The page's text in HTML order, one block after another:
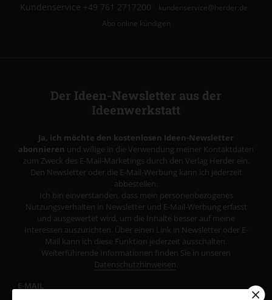
Kundenservice +49 761 2717200
kundenservice@herder.de
Abo online kündigen
Der Ideen-Newsletter aus der
Ideenwerkstatt
Ja, ich möchte den kostenlosen Ideen-Newsletter
abonnieren und willige in die Verwendung meiner Kontaktdaten
zum Zweck des E-Mail-Marketings durch den Verlag Herder ein.
Den Newsletter oder die E-Mail-Werbung kann ich jederzeit
abbestellen.
Ich bin einverstanden, dass mein personenbezogenes
Nutzungsverhalten in Newsletter und E-Mail-Werbung erfasst
und ausgewertet wird, um die Inhalte besser auf meine
Interessen auszurichten. Über einen Link in Newsletter oder E-
Mail kann ich diese Funktion jederzeit ausschalten.
Weiterführende Informationen finden Sie in unseren
Datenschutzhinweisen.
E-MAIL